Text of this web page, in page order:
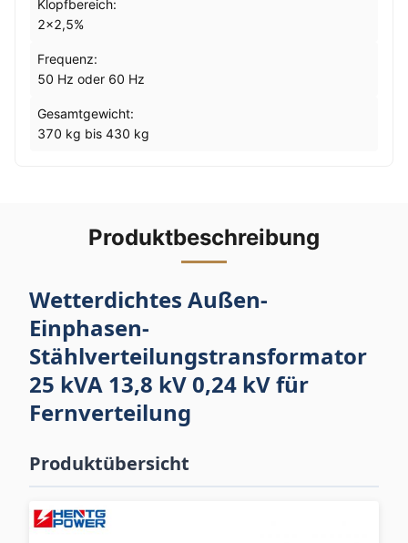
Klopfbereich:
2x2,5%
Frequenz:
50 Hz oder 60 Hz
Gesamtgewicht:
370 kg bis 430 kg
Produktbeschreibung
Wetterdichtes Außen-
Einphasen-
Stählverteilungstransformator
25 kVA 13,8 kV 0,24 kV für
Fernverteilung
Produktübersicht